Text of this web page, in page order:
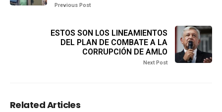
Previous Post
ESTOS SON LOS LINEAMIENTOS
DEL PLAN DE COMBATE A LA
CORRUPCIÓN DE AMLO
Next Post
Related Articles